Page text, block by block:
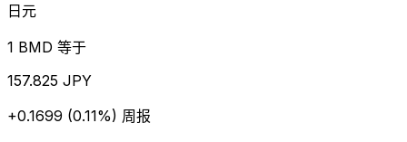
日元
1 BMD 等于
157.825 JPY
+0.1699 (0.11%) 周报